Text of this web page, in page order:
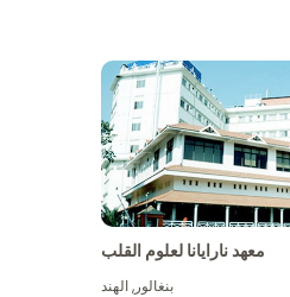
معهد نارايانا لعلوم القلب
بنغالور,الهند